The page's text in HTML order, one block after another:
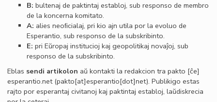
B: bultenaj de paktintaj establoj, sub responso de membro
de la koncerna komitato.
A: alies neoﬁcialaj, pri kio ajn utila por la evoluo de
Esperantio, sub responso de la subskribinto.
E: pri Eŭropaj institucioj kaj geopolitikaj novaĵoj, sub
responso de la subskribinto.
Eblas sendi artikolon aŭ kontakti la redakcion tra pakto [ĉe]
esperantio.net(pakto[at]esperantio[dot]net). Publikigo estas
rajto por esperantaj civitanoj kaj paktintaj establoj, laŭdiskrecia